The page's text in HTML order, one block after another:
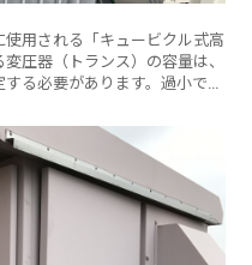
用される「キュービクル式高
圧器（トランス）の容量は、
る必要があります。過小でも